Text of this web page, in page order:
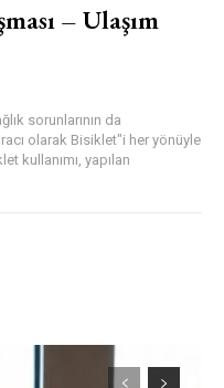
– Ulaşım
sorunlarının da
olarak Bisiklet"i her yönüyle
kullanımı, yapılan